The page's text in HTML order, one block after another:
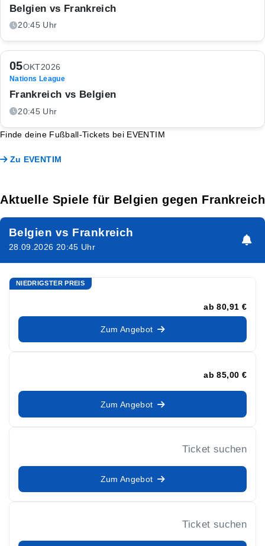
Belgien vs Frankreich
20:45 Uhr
05OKT2026
Nations League
Frankreich vs Belgien
20:45 Uhr
Finde deine Fußball-Tickets bei EVENTIM
Zu EVENTIM
Aktuelle Spiele für Belgien gegen Frankreich
Belgien vs Frankreich
28.09.2026 20:45 Uhr
NIEDRIGSTER PREIS
ab 80,91 €
Zum Angebot
ab 85,00 €
Zum Angebot
Ticket suchen
Zum Angebot
Ticket suchen